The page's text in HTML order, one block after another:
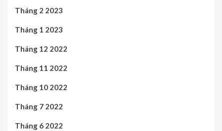
Tháng 2 2023
Tháng 1 2023
Tháng 12 2022
Tháng 11 2022
Tháng 10 2022
Tháng 7 2022
Tháng 6 2022